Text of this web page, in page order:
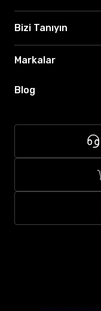
Bizi Tanıyın
Markalar
Blog